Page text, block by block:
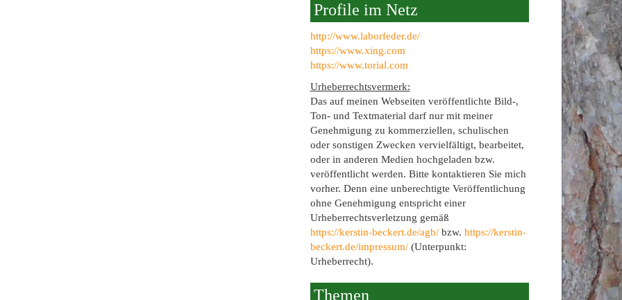
Profile im Netz
http://www.laborfeder.de/
https://www.xing.com
https://www.torial.com
Urheberrechtsvermerk:
Das auf meinen Webseiten veröffentlichte Bild-,
Ton- und Textmaterial darf nur mit meiner
Genehmigung zu kommerziellen, schulischen
oder sonstigen Zwecken vervielfältigt, bearbeitet,
oder in anderen Medien hochgeladen bzw.
veröffentlicht werden. Bitte kontaktieren Sie mich
vorher. Denn eine unberechtigte Veröffentlichung
ohne Genehmigung entspricht einer
Urheberrechtsverletzung gemäß
https://kerstin-beckert.de/agb/bzw. https://kerstin-
beckert.de/impressum/(Unterpunkt:
Urheberrecht).
Themen